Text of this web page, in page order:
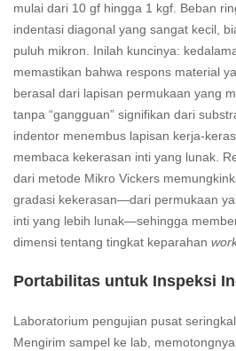
mulai dari 10 gf hingga 1 kgf. Beban
indentasi diagonal yang sangat kecil,
puluh mikron. Inilah kuncinya:
memastikan bahwa respons material
berasal dari lapisan permukaan yang
tanpa “gangguan” signifikan dari
indentor menembus lapisan kerja-
membaca kekerasan inti yang lunak.
dari metode Mikro Vickers
gradasi kekerasan—dari permukaan
inti yang lebih lunak—sehingga
dimensi tentang tingkat keparahan
Portabilitas untuk Inspeksi
Laboratorium pengujian pusat
Mengirim sampel ke lab,